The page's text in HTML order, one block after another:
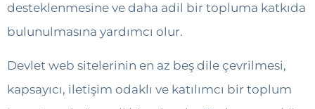
desteklenmesine ve daha adil bir topluma katkıda
bulunulmasına yardımcı olur.
Devlet web sitelerinin en az beş dile çevrilmesi,
kapsayıcı, iletişim odaklı ve katılımcı bir toplum